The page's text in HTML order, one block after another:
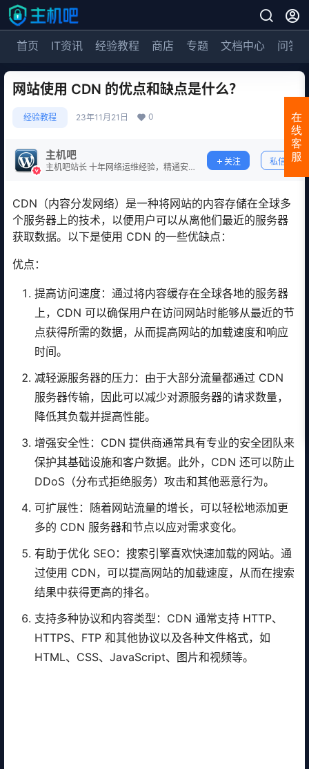
首页 IT资讯 经验教程 商店 专题 文档中心 问答
网站使用 CDN 的优点和缺点是什么？
经验教程 23年11月21日 0
主机吧
主机吧站长 十年网络运维经验，精通安
关注 私信
CDN（内容分发网络）是一种将网站的内容存储在全球多
个服务器上的技术，以便用户可以从离他们最近的服务器
获取数据。以下是使用 CDN 的一些优缺点：
优点：
提高访问速度：通过将内容缓存在全球各地的服务器
上，CDN 可以确保用户在访问网站时能够从最近的节
点获得所需的数据，从而提高网站的加载速度和响应
时间。
减轻源服务器的压力：由于大部分流量都通过 CDN
服务器传输，因此可以减少对源服务器的请求数量，
降低其负载并提高性能。
增强安全性：CDN 提供商通常具有专业的安全团队来
保护其基础设施和客户数据。此外，CDN 还可以防止
DDoS（分布式拒绝服务）攻击和其他恶意行为。
可扩展性：随着网站流量的增长，可以轻松地添加更
多的 CDN 服务器和节点以应对需求变化。
有助于优化 SEO：搜索引擎喜欢快速加载的网站。通
过使用 CDN，可以提高网站的加载速度，从而在搜索
结果中获得更高的排名。
支持多种协议和内容类型：CDN 通常支持 HTTP、
HTTPS、FTP 和其他协议以及各种文件格式，如
HTML、CSS、JavaScript、图片和视频等。
在
线
客
服